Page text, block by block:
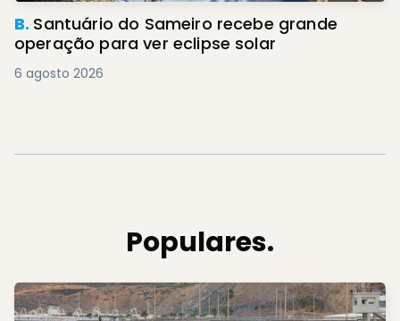
B. Santuário do Sameiro recebe grande
operação para ver eclipse solar
6 agosto 2026
Populares.